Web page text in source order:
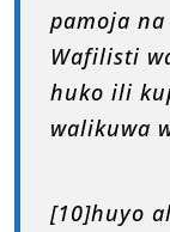
pamoja
Wafilisti
huko ili
walikuwa
[10]huyo